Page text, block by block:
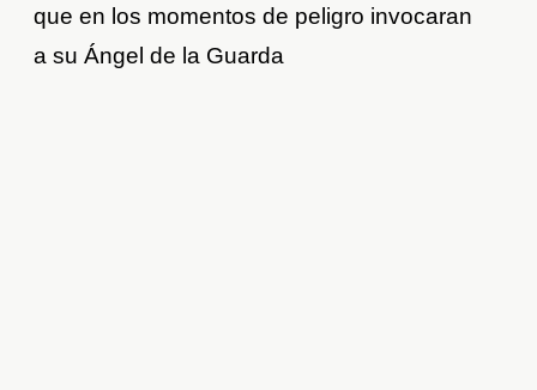
que en los momentos de peligro invocaran
a su Ángel de la Guarda